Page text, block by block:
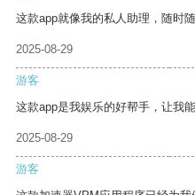
这款app就像我的私人助理，随时
2025-08-29
游客
这款app是我娱乐的好帮手，让我
2025-08-29
游客